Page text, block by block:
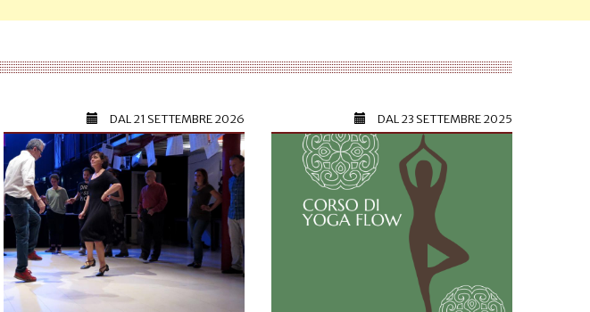
DAL21 SETTEMBRE 2026 DAL23 SETTEMBRE 2025